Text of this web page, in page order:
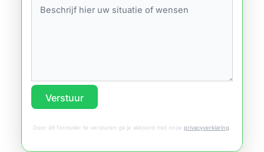
Verstuur
Door dit formulier te versturen ga je akkoord met onze privacyverklaring.